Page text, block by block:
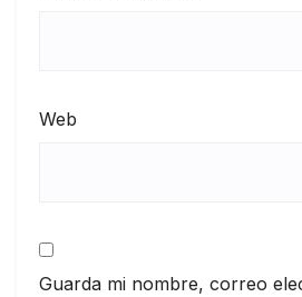
Web
Guarda mi nombre, correo